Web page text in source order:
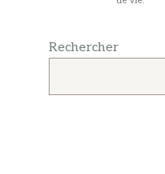
Rechercher